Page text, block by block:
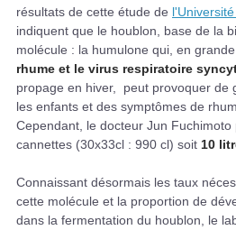
résultats de cette étude de
indiquent que le houblon, base de la
molécule : la humulone qui, en grande
rhume et le virus respiratoire
propage en hiver, peut provoquer de
les enfants et des symptômes de
Cependant, le docteur Jun
cannettes (30x33cl : 990 cl) soit 10
Connaissant désormais les taux
cette molécule et la proportion de
dans la fermentation du houblon, le